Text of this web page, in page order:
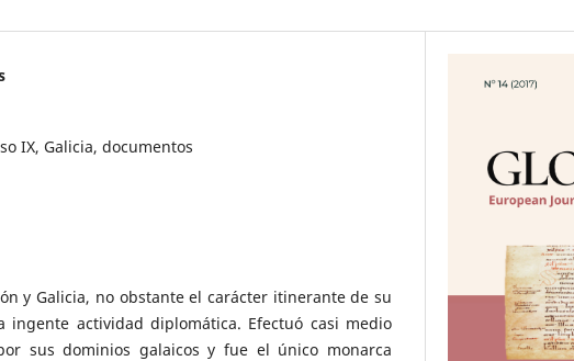
IX, Galicia, documentos
y Galicia, no obstante el carácter itinerante de su
ingente actividad diplomática. Efectuó casi medio
sus dominios galaicos y fue el único monarca